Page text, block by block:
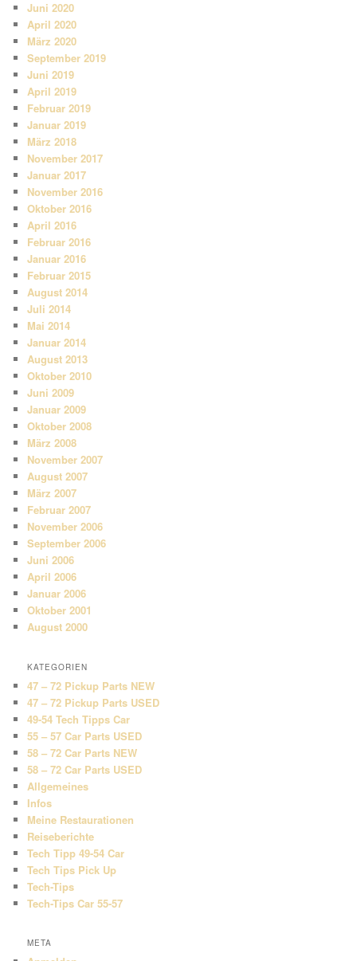
Juni 2020
April 2020
März 2020
September 2019
Juni 2019
April 2019
Februar 2019
Januar 2019
März 2018
November 2017
Januar 2017
November 2016
Oktober 2016
April 2016
Februar 2016
Januar 2016
Februar 2015
August 2014
Juli 2014
Mai 2014
Januar 2014
August 2013
Oktober 2010
Juni 2009
Januar 2009
Oktober 2008
März 2008
November 2007
August 2007
März 2007
Februar 2007
November 2006
September 2006
Juni 2006
April 2006
Januar 2006
Oktober 2001
August 2000
KATEGORIEN
47 – 72 Pickup Parts NEW
47 – 72 Pickup Parts USED
49-54 Tech Tipps Car
55 – 57 Car Parts USED
58 – 72 Car Parts NEW
58 – 72 Car Parts USED
Allgemeines
Infos
Meine Restaurationen
Reiseberichte
Tech Tipp 49-54 Car
Tech Tips Pick Up
Tech-Tips
Tech-Tips Car 55-57
META